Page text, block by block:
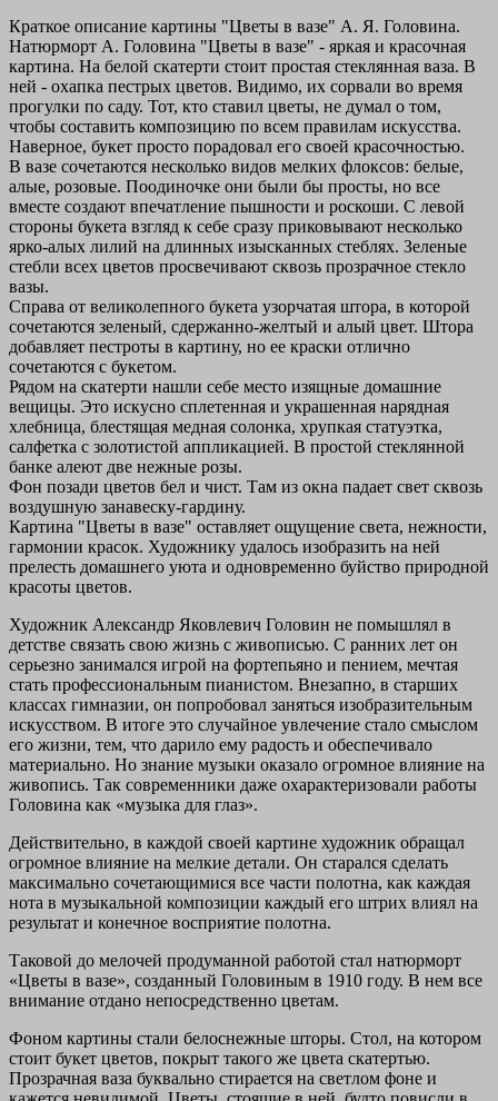
Краткое описание картины "Цветы в вазе" А. Я. Головина.
Натюрморт А. Головина "Цветы в вазе" - яркая и красочная
картина. На белой скатерти стоит простая стеклянная ваза. В
ней - охапка пестрых цветов. Видимо, их сорвали во время
прогулки по саду. Тот, кто ставил цветы, не думал о том,
чтобы составить композицию по всем правилам искусства.
Наверное, букет просто порадовал его своей красочностью.
В вазе сочетаются несколько видов мелких флоксов: белые,
алые, розовые. Поодиночке они были бы просты, но все
вместе создают впечатление пышности и роскоши. С левой
стороны букета взгляд к себе сразу приковывают несколько
ярко-алых лилий на длинных изысканных стеблях. Зеленые
стебли всех цветов просвечивают сквозь прозрачное стекло
вазы.
Справа от великолепного букета узорчатая штора, в которой
сочетаются зеленый, сдержанно-желтый и алый цвет. Штора
добавляет пестроты в картину, но ее краски отлично
сочетаются с букетом.
Рядом на скатерти нашли себе место изящные домашние
вещицы. Это искусно сплетенная и украшенная нарядная
хлебница, блестящая медная солонка, хрупкая статуэтка,
салфетка с золотистой аппликацией. В простой стеклянной
банке алеют две нежные розы.
Фон позади цветов бел и чист. Там из окна падает свет сквозь
воздушную занавеску-гардину.
Картина "Цветы в вазе" оставляет ощущение света, нежности,
гармонии красок. Художнику удалось изобразить на ней
прелесть домашнего уюта и одновременно буйство природной
красоты цветов.
Художник Александр Яковлевич Головин не помышлял в
детстве связать свою жизнь с живописью. С ранних лет он
серьезно занимался игрой на фортепьяно и пением, мечтая
стать профессиональным пианистом. Внезапно, в старших
классах гимназии, он попробовал заняться изобразительным
искусством. В итоге это случайное увлечение стало смыслом
его жизни, тем, что дарило ему радость и обеспечивало
материально. Но знание музыки оказало огромное влияние на
живопись. Так современники даже охарактеризовали работы
Головина как «музыка для глаз».
Действительно, в каждой своей картине художник обращал
огромное влияние на мелкие детали. Он старался сделать
максимально сочетающимися все части полотна, как каждая
нота в музыкальной композиции каждый его штрих влиял на
результат и конечное восприятие полотна.
Таковой до мелочей продуманной работой стал натюрморт
«Цветы в вазе», созданный Головиным в 1910 году. В нем все
внимание отдано непосредственно цветам.
Фоном картины стали белоснежные шторы. Стол, на котором
стоит букет цветов, покрыт такого же цвета скатертью.
Прозрачная ваза буквально стирается на светлом фоне и